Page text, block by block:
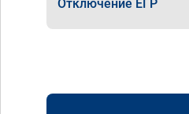
Отключение ЕГР